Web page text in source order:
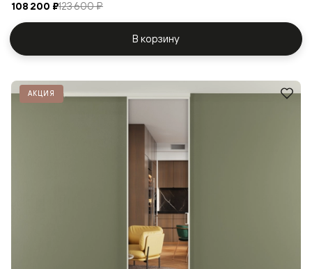
108 200 ₽123 600 ₽
В корзину
АКЦИЯ